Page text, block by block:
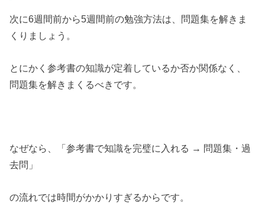
次に6週間前から5週間前の勉強方法は、問題集を解きま
くりましょう。
とにかく参考書の知識が定着しているか否か関係なく、
問題集を解きまくるべきです。
なぜなら、「参考書で知識を完璧に入れる → 問題集・過
去問」
の流れでは時間がかかりすぎるからです。